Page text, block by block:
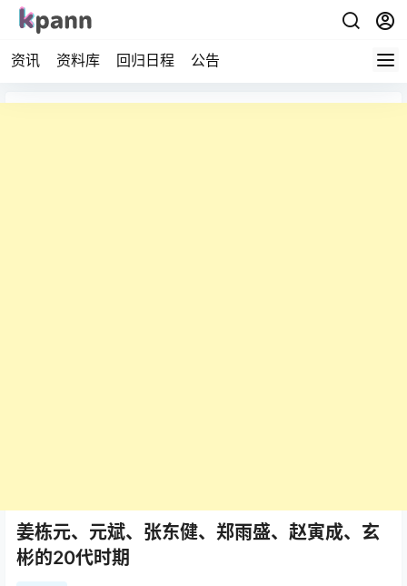
资讯 资料库 回归日程 公告
姜栋元、元斌、张东健、郑雨盛、赵寅成、玄
彬的20代时期